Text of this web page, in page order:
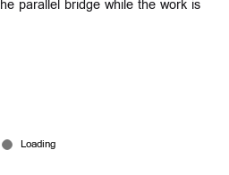
parallel bridge while the work is